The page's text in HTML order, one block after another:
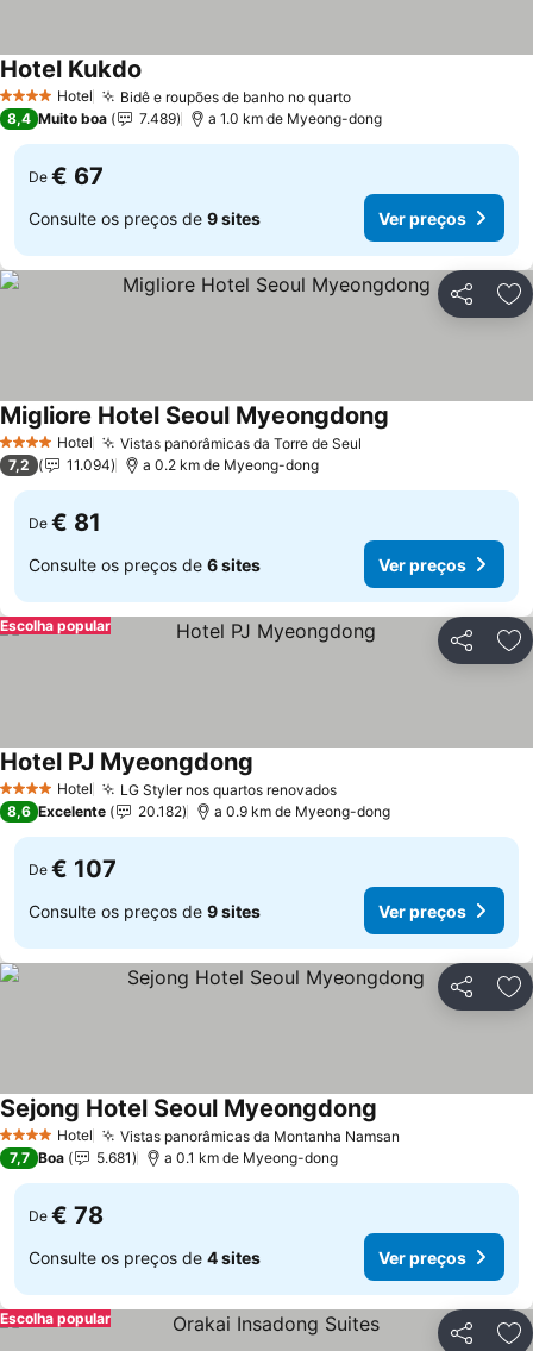
4 EstrelasHotel Bidê e roupões de banho no quartoVer preços
Hotel Kukdo
8,4 Muito boa 7.489 a 1.0 km de Myeong-dong
De € 67
Consulte os preços de 9 sites Ver preços
Partilhar
4 EstrelasHotel Vistas panorâmicas da Torre de Seul
Migliore Hotel Seoul Myeongdong
7,2 11.094 a 0.2 km de Myeong-dong
De € 81
Consulte os preços de 6 sites Ver preços
Partilhar
Escolha popular
4 EstrelasHotel LG Styler nos quartos renovadosVer preços
Hotel PJ Myeongdong
8,6 Excelente 20.182 a 0.9 km de Myeong-dong
De € 107
Consulte os preços de 9 sites Ver preços
Partilhar
4 EstrelasHotel Vistas panorâmicas da Montanha Namsan
Sejong Hotel Seoul Myeongdong
7,7 Boa 5.681 a 0.1 km de Myeong-dong
De € 78
Consulte os preços de 4 sites Ver preços
Partilhar
Escolha popular